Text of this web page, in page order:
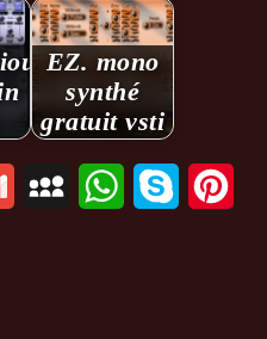
EZ. mono
synthé
gratuit vsti
Gmail MySpaceWhatsAppSkype